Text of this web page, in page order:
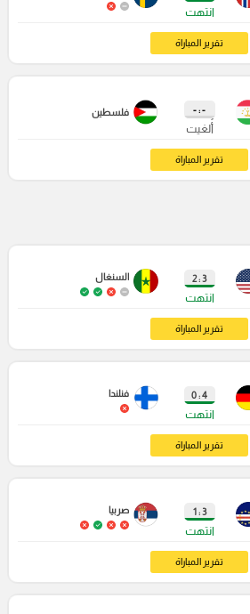
انتهت
تقرير المباراة
- : -
أُلغيت
فلسطين
تقرير المباراة
3 : 2
انتهت
السنغال
تقرير المباراة
4 : 0
انتهت
فنلندا
تقرير المباراة
3 : 1
انتهت
صربيا
تقرير المباراة